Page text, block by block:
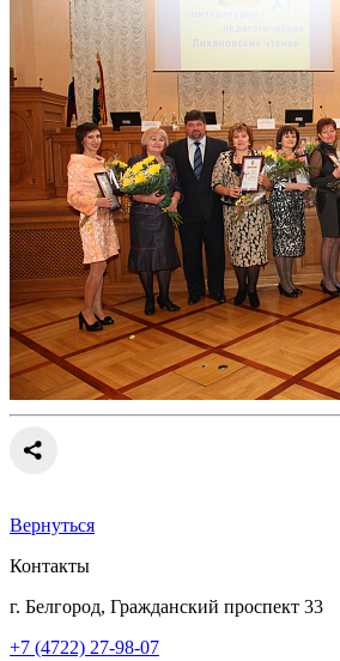
Вернуться
Контакты
г. Белгород, Гражданский проспект 33
+7 (4722) 27-98-07